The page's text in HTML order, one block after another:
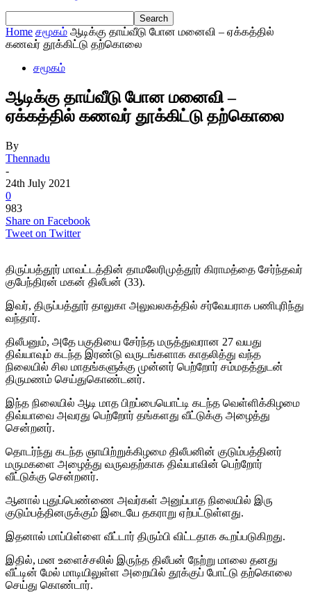
Home சமூகம் ஆடிக்கு தாய்வீடு போன மனைவி – ஏக்கத்தில்
கணவர் தூக்கிட்டு தற்கொலை
சமூகம்
ஆடிக்கு தாய்வீடு போன மனைவி –
ஏக்கத்தில் கணவர் தூக்கிட்டு தற்கொலை
By
Thennadu
-
24th July 2021
0
983
Share on Facebook
Tweet on Twitter
திருப்பத்தூர் மாவட்டத்தின் தாமலேரிமுத்தூர் கிராமத்தை சேர்ந்தவர்
குபேந்திரன் மகன் திலீபன் (33).
இவர், திருப்பத்தூர் தாலுகா அலுவலகத்தில் சர்வேயராக பணிபுரிந்து
வந்தார்.
திலீபனும், அதே பகுதியை சேர்ந்த மருத்துவரான 27 வயது
திவ்யாவும் கடந்த இரண்டு வருடங்களாக காதலித்து வந்த
நிலையில் சில மாதங்களுக்கு முன்னர் பெற்றோர் சம்மதத்துடன்
திருமணம் செய்துகொண்டனர்.
இந்த நிலையில் ஆடி மாத பிறப்பையொட்டி கடந்த வெள்ளிக்கிழமை
திவ்யாவை அவரது பெற்றோர் தங்களது வீட்டுக்கு அழைத்து
சென்றனர்.
தொடர்ந்து கடந்த ஞாயிற்றுக்கிழமை திலீபனின் குடும்பத்தினர்
மருமகளை அழைத்து வருவதற்காக திவ்யாவின் பெற்றோர்
வீட்டுக்கு சென்றனர்.
ஆனால் புதுப்பெண்ணை அவர்கள் அனுப்பாத நிலையில் இரு
குடும்பத்தினருக்கும் இடையே தகராறு ஏற்பட்டுள்ளது.
இதனால் மாப்பிள்ளை வீட்டார் திரும்பி விட்டதாக கூறப்படுகிறது.
இதில், மன உளைச்சலில் இருந்த திலீபன் நேற்று மாலை தனது
வீட்டின் மேல் மாடியிலுள்ள அறையில் தூக்குப் போட்டு தற்கொலை
செய்து கொண்டார்.